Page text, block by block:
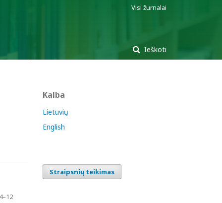
Ieškoti
Visi žurnalai
4–12
Kalba
Lietuvių
English
Straipsnių teikimas